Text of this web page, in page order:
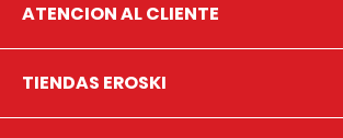
ATENCION AL CLIENTE
TIENDAS EROSKI